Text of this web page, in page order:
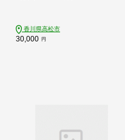
香川県高松市
30,000 円